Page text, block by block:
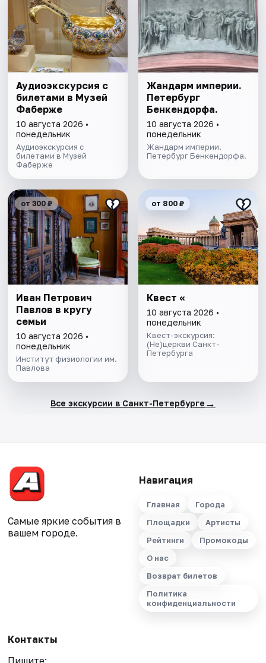
Аудиоэкскурсия с
билетами в Музей
Фаберже
10 августа 2026 •
понедельник
Аудиоэкскурсия с
билетами в Музей
Фаберже
Жандарм империи.
Петербург
Бенкендорфа.
10 августа 2026 •
понедельник
Жандарм империи.
Петербург Бенкендорфа.
от 300 ₽
Иван Петрович
Павлов в кругу
семьи
10 августа 2026 •
понедельник
Институт физиологии им.
Павлова
от 800 ₽
Квест «
10 августа 2026 •
понедельник
Квест-экскурсия:
(Не)церкви Санкт-
Петербурга
Все экскурсии в Санкт-Петербурге →
Самые яркие события в
вашем городе.
Навигация
Главная
Города
Площадки
Артисты
Рейтинги
Промокоды
О нас
Возврат билетов
Политика
конфиденциальности
Контакты